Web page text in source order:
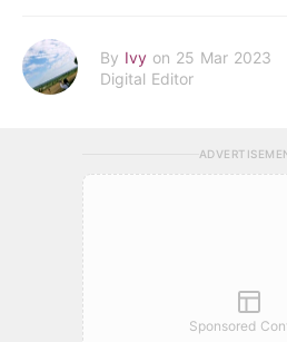
By Ivy on 25 Mar 2023
Digital Editor
Sponsored